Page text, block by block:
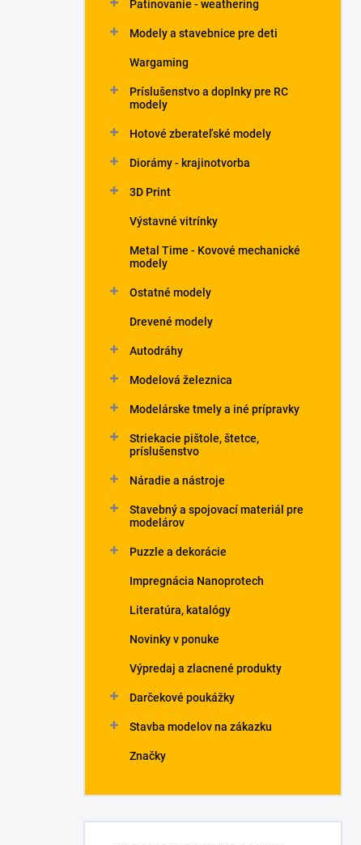
Patinovanie - weathering
Modely a stavebnice pre deti
Wargaming
Príslušenstvo a doplnky pre RC
modely
Hotové zberateľské modely
Diorámy - krajinotvorba
3D Print
Výstavné vitrínky
Metal Time - Kovové mechanické
modely
Ostatné modely
Drevené modely
Autodráhy
Modelová železnica
Modelárske tmely a iné prípravky
Striekacie pištole, štetce,
príslušenstvo
Náradie a nástroje
Stavebný a spojovací materiál pre
modelárov
Puzzle a dekorácie
Impregnácia Nanoprotech
Literatúra, katalógy
Novinky v ponuke
Výpredaj a zlacnené produkty
Darčekové poukážky
Stavba modelov na zákazku
Značky